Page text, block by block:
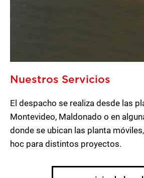
Nuestros Servicios
El despacho se realiza desde las
Montevideo, Maldonado o en
donde se ubican las planta
hoc para distintos proyectos.